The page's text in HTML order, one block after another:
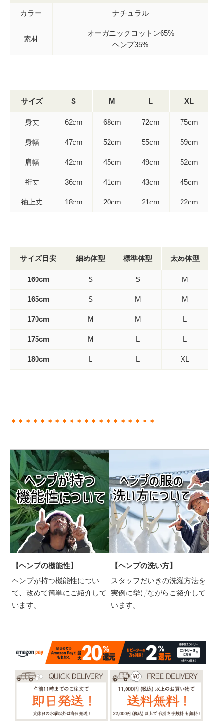
カラー ナチュラル
素材
オーガニックコットン65%
ヘンプ35%
サイズ S M L XL
身丈 62cm 68cm 72cm 75cm
身幅 47cm 52cm 55cm 59cm
肩幅 42cm 45cm 49cm 52cm
裄丈 36cm 41cm 43cm 45cm
袖上丈 18cm 20cm 21cm 22cm
サイズ目安 細め体型 標準体型 太め体型
160cm S S M
165cm S M M
170cm M M L
175cm M L L
180cm L L XL
＊＊＊＊＊＊＊＊＊＊＊＊＊＊＊＊＊＊＊＊
【ヘンプの機能性】
ヘンプが持つ機能性につい
て、改めて簡単にご紹介して
います。
【ヘンプの洗い方】
スタッフだいきの洗濯方法を
実例に挙げながらご紹介して
います。